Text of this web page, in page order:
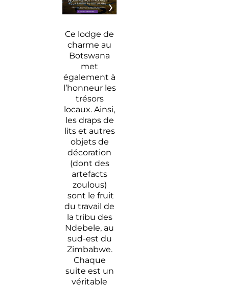
Ce lodge de
charme au
Botswana
met
également à
l’honneur les
trésors
locaux. Ainsi,
les draps de
lits et autres
objets de
décoration
(dont des
artefacts
zoulous)
sont le fruit
du travail de
la tribu des
Ndebele, au
sud-est du
Zimbabwe.
Chaque
suite est un
véritable